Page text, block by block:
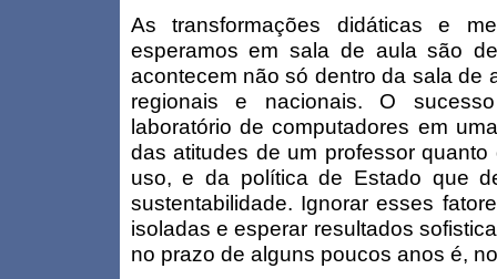
As transformações didáticas e
esperamos em sala de aula são
acontecem não só dentro da sala de
regionais e nacionais. O
laboratório de computadores em
das atitudes de um professor
uso, e da política de Estado que
sustentabilidade. Ignorar esses
isoladas e esperar resultados
no prazo de alguns poucos anos é,